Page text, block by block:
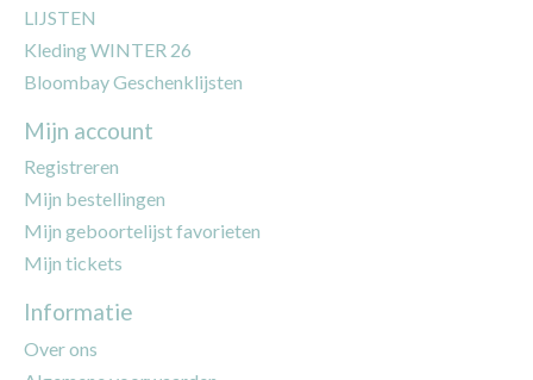
LIJSTEN
Kleding WINTER 26
Bloombay Geschenklijsten
Mijn account
Registreren
Mijn bestellingen
Mijn geboortelijst favorieten
Mijn tickets
Informatie
Over ons